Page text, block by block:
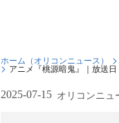
ホーム（オリコンニュース）
アニメ『桃源暗鬼』｜放送
2025-07-15 オリコンニュ